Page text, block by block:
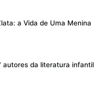
a Vida de Uma Menina
autores da literatura infantil